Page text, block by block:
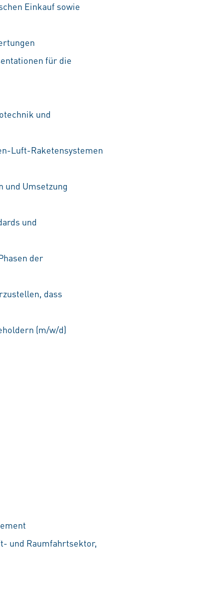
Einkauf sowie
für die
und
Luft-Raketensystemen
und Umsetzung
und
der
dass
(m/w/d)
und Raumfahrtsektor,